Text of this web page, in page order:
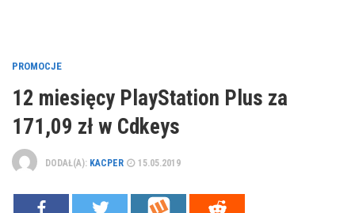
PROMOCJE
12 miesięcy PlayStation Plus za
171,09 zł w Cdkeys
DODAŁ(A): KACPER 15.05.2019